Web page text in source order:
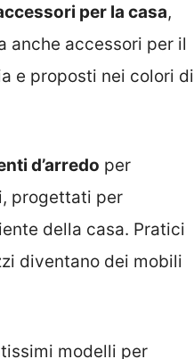
per la casa,
anche accessori per il
e proposti nei colori di
d’arredo per
progettati per
della casa. Pratici
diventano dei mobili
modelli per